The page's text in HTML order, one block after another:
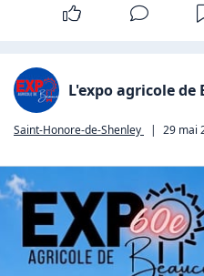
L'expo agricole de
Saint-Honore-de-Shenley 29 mai